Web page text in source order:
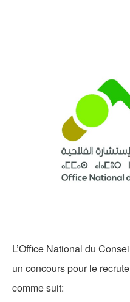
L’Office National du
un concours pour le
comme suit: